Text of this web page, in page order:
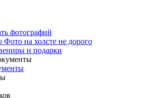
фотографий
Фото на холсте не дорого
и подарки